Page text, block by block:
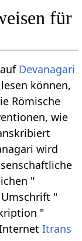
für
Devanagari
können,
Römische
wie
wird
"
Umschrift "
"
Itrans